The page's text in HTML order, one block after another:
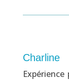
Charline